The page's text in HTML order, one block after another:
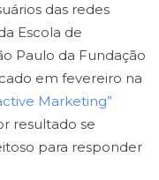
das redes
Escola de
Paulo da Fundação
em fevereiro na
Marketing”
resultado se
para responder